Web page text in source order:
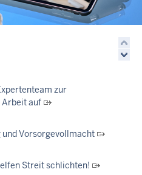
zur
auf
Vorsorgevollmacht
Streit schlichten!